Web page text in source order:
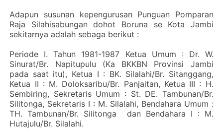
Adapun susunan kepengurusan Punguan Pomparan
Raja Silahisabungan dohot Boruna se Kota Jambi
sekitarnya adalah sebaga berikut :
Periode I. Tahun 1981-1987 Ketua Umum : Dr. W.
Sinurat/Br. Napitupulu (Ka BKKBN Provinsi Jambi
pada saat itu), Ketua I : BK. Silalahi/Br. Sitanggang,
Ketua II : M. Doloksaribu/Br. Panjaitan, Ketua III : H.
Sembiring, Sekretaris Umum : St. DE. Tambunan/Br.
Silitonga, Sekretaris I : M. Silalahi, Bendahara Umum :
TH. Tambunan/Br. Silitonga dan Bendahara I : M.
Hutajulu/Br. Silalahi.